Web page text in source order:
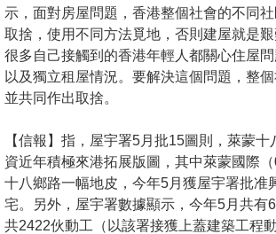
示，面對房屋問題，香港整個社會的不同
取捨，使用不同方法覓地，否則建屋就是艱
很多自己接觸到的香港年輕人都關心住屋
以及獨立租屋情況。要解決這個問題，整個
並共同作出取捨。
【信報】指，屋宇署5月批15圖則，萊蒙十
資近年積極來港拓展版圖，其中萊蒙國際
十八鄉路一幅地皮，今年5月獲屋宇署批准
宅。另外，屋宇署數據顯示，今年5月共有
共2422伙動工（以該署接獲上蓋建築工程